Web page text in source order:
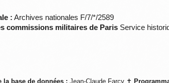
: Archives nationales F/7/*/2589
commissions militaires de Paris Service
la base de données : Jean-Claude Farcy ✝